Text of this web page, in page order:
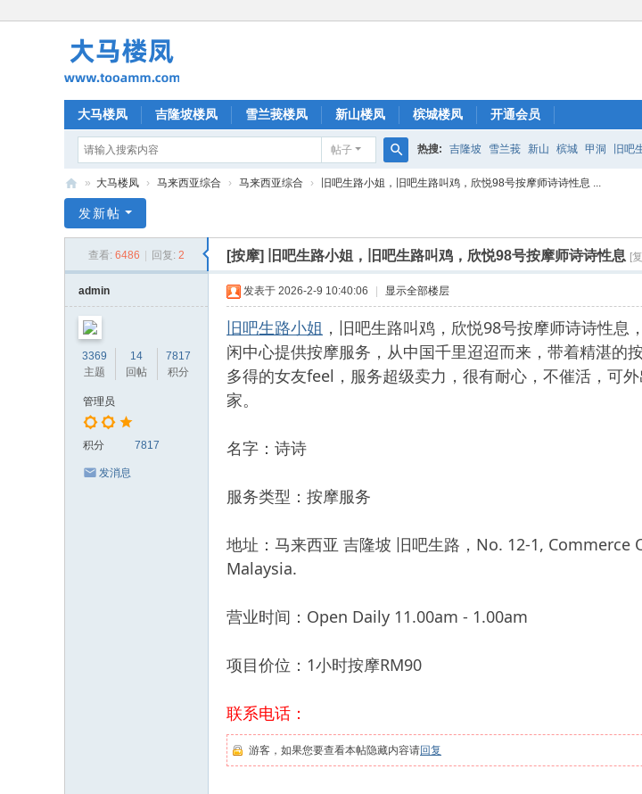
大马楼凤 吉隆坡楼凤 雪兰莪楼凤 新山楼凤 槟城楼凤 开通会员
帖子
搜
热搜: 吉隆坡 雪兰莪 新山 槟城 甲洞 旧吧
马
» 大马楼凤 › 马来西亚综合 › 马来西亚综合 › 旧吧生路小姐，旧吧生路叫鸡，欣悦98号按摩师诗诗性息 ...
发新帖
查看: 6486 回复: 2 [按摩] 旧吧生路小姐，旧吧生路叫鸡，欣悦98号按摩师诗诗性息 [
admin
3369
主题
14
回帖
7817
积分
管理员
积分 7817
发消息
发表于 2026-2-9 10:40:06 显示全部楼层
旧吧生路小姐 ，旧吧生路叫鸡，欣悦98号按摩师诗诗性
闲中心提供按摩服务，从中国千里迢迢而来，带着精湛的
多得的女友feel，服务超级卖力，很有耐心，不催活，可
家。
名字：诗诗
服务类型：按摩服务
地址：马来西亚 吉隆坡 旧吧生路，No. 12-1,
Malaysia.
营业时间：Open Daily 11.00am - 1.00am
项目价位：1小时按摩RM90
联系电话：
游客，如果您要查看本帖隐藏内容请回复